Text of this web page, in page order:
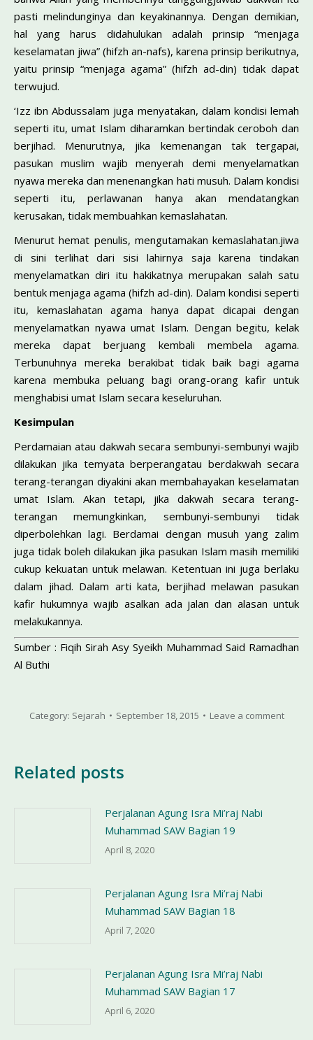
pasti melindunginya dan keyakinannya. Dengan demikian,
hal yang harus didahulukan adalah prinsip “menjaga
keselamatan jiwa” (hifzh an-nafs), karena prinsip berikutnya,
yaitu prinsip “menjaga agama” (hifzh ad-din) tidak dapat
terwujud.
‘Izz ibn Abdussalam juga menyatakan, dalam kondisi lemah
seperti itu, umat Islam diharamkan bertindak ceroboh dan
berjihad. Menurutnya, jika kemenangan tak tergapai,
pasukan muslim wajib menyerah demi menyelamatkan
nyawa mereka dan menenangkan hati musuh. Dalam kondisi
seperti itu, perlawanan hanya akan mendatangkan
kerusakan, tidak membuahkan kemaslahatan.
Menurut hemat penulis, mengutamakan kemaslahatan.jiwa
di sini terlihat dari sisi lahirnya saja karena tindakan
menyelamatkan diri itu hakikatnya merupakan salah satu
bentuk menjaga agama (hifzh ad-din). Dalam kondisi seperti
itu, kemaslahatan agama hanya dapat dicapai dengan
menyelamatkan nyawa umat Islam. Dengan begitu, kelak
mereka dapat berjuang kembali membela agama.
Terbunuhnya mereka berakibat tidak baik bagi agama
karena membuka peluang bagi orang-orang kafir untuk
menghabisi umat Islam secara keseluruhan.
Kesimpulan
Perdamaian atau dakwah secara sembunyi-sembunyi wajib
dilakukan jika temyata berperangatau berdakwah secara
terang-terangan diyakini akan membahayakan keselamatan
umat Islam. Akan tetapi, jika dakwah secara terang-
terangan memungkinkan, sembunyi-sembunyi tidak
diperbolehkan lagi. Berdamai dengan musuh yang zalim
juga tidak boleh dilakukan jika pasukan Islam masih memiliki
cukup kekuatan untuk melawan. Ketentuan ini juga berlaku
dalam jihad. Dalam arti kata, berjihad melawan pasukan
kafir hukumnya wajib asalkan ada jalan dan alasan untuk
melakukannya.
Sumber : Fiqih Sirah Asy Syeikh Muhammad Said Ramadhan
Al Buthi
Category: Sejarah September 18, 2015 Leave a comment
Related posts
Perjalanan Agung Isra Mi’raj Nabi
Muhammad SAW Bagian 19
April 8, 2020
Perjalanan Agung Isra Mi’raj Nabi
Muhammad SAW Bagian 18
April 7, 2020
Perjalanan Agung Isra Mi’raj Nabi
Muhammad SAW Bagian 17
April 6, 2020